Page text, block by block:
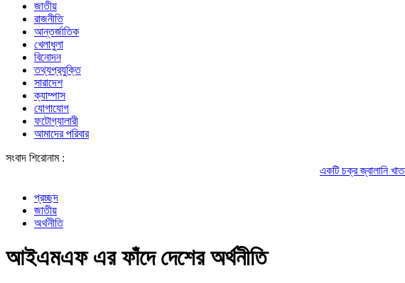
জাতীয়
রাজনীতি
আন্তর্জাতিক
খেলাধুলা
বিনোদন
তথ্যপ্রযুক্তি
সারাদেশ
ক্যাম্পাস
যোগাযোগ
ফটোগ্যালারী
আমাদের পরিবার
সংবাদ শিরোনাম :
একটি চক্র জ্বালানি খাতকে
প্রচ্ছদ
জাতীয়
অর্থনীতি
আইএমএফ এর ফাঁদে দেশের অর্থনীতি